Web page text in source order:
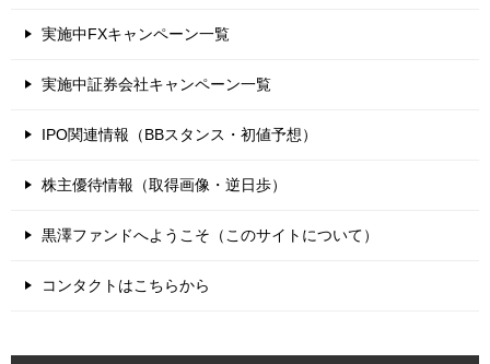
実施中FXキャンペーン一覧
実施中証券会社キャンペーン一覧
IPO関連情報（BBスタンス・初値予想）
株主優待情報（取得画像・逆日歩）
黒澤ファンドへようこそ（このサイトについて）
コンタクトはこちらから